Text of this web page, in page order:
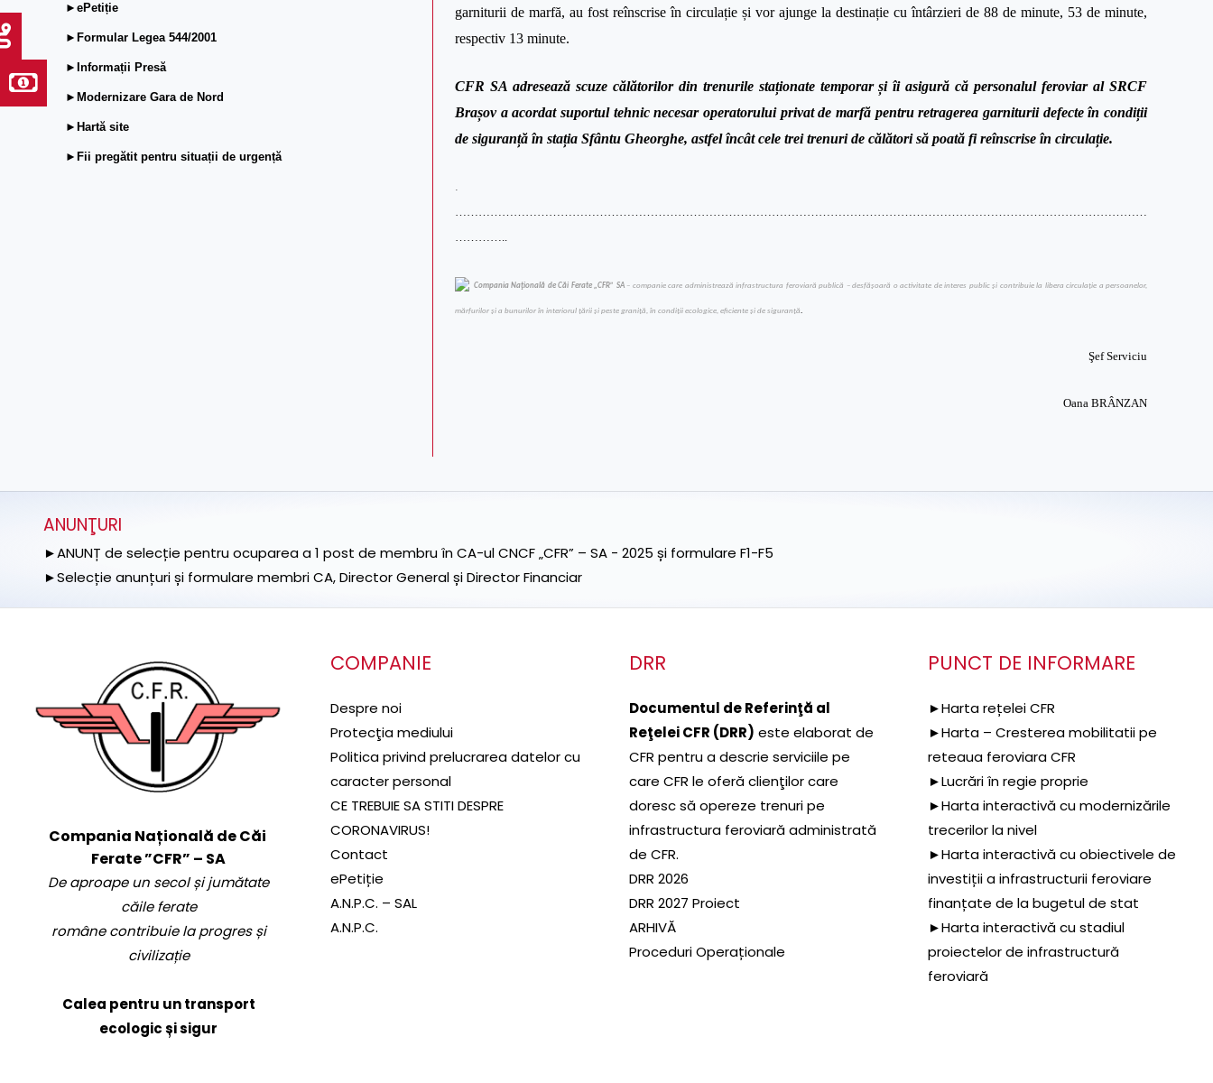
►ePetiție
►Formular Legea 544/2001
►Informații Presă
►Modernizare Gara de Nord
►Hartă site
►Fii pregătit pentru situații de urgență
garniturii de marfă, au fost reînscrise în circulație și vor ajunge la destinație cu întârzieri de 88 de minute, 53 de minute,
respectiv 13 minute.
CFR SA adresează scuze călătorilor din trenurile staționate temporar și îi asigură că personalul feroviar al SRCF
Brașov a acordat suportul tehnic necesar operatorului privat de marfă pentru retragerea garniturii defecte în condiții
de siguranță în stația Sfântu Gheorghe, astfel încât cele trei trenuri de călători să poată fi reînscrise în circulație.
Compania Naţională de Căi Ferate „CFR” SA– companie care administrează infrastructura feroviară publică – desfăşoară o activitate de interes public şi contribuie la libera circulaţie a persoanelor,
mărfurilor şi a bunurilor în interiorul ţării şi peste graniţă, în condiţii ecologice, eficiente şi de siguranţă.
Şef Serviciu
Oana BRÂNZAN
ANUNŢURI
►ANUNȚ de selecție pentru ocuparea a 1 post de membru în CA-ul CNCF „CFR” – SA - 2025 și formulare F1-F5
►Selecție anunțuri și formulare membri CA, Director General și Director Financiar
Compania Națională de Căi
Ferate ”CFR” – SA
De aproape un secol și jumătate
căile ferate
române contribuie la progres și
civilizație
Calea pentru un transport
ecologic și sigur
COMPANIE
Despre noi
Protecţia mediului
Politica privind prelucrarea datelor cu
caracter personal
CE TREBUIE SA STITI DESPRE
CORONAVIRUS!
Contact
ePetiție
A.N.P.C. – SAL
A.N.P.C.
DRR
Documentul de Referinţă al
Reţelei CFR (DRR) este elaborat de
CFR pentru a descrie serviciile pe
care CFR le oferă clienţilor care
doresc să opereze trenuri pe
infrastructura feroviară administrată
de CFR.
DRR 2026
DRR 2027 Proiect
ARHIVĂ
Proceduri Operaționale
PUNCT DE INFORMARE
►Harta rețelei CFR
►Harta – Cresterea mobilitatii pe
reteaua feroviara CFR
►Lucrări în regie proprie
►Harta interactivă cu modernizările
trecerilor la nivel
►Harta interactivă cu obiectivele de
investiții a infrastructurii feroviare
finanțate de la bugetul de stat
►Harta interactivă cu stadiul
proiectelor de infrastructură
feroviară